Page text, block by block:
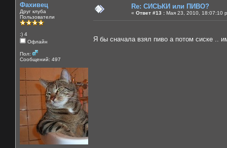
Фахивец
Друг клуба
Пользователи
:) 4
Офлайн
Пол:
Сообщений: 497
Re: СИСЬКИ или ПИВО?
« Ответ #13 : Мая 23, 2010, 18:07:10
Я бы сначала взял пиво а потом сиске ..